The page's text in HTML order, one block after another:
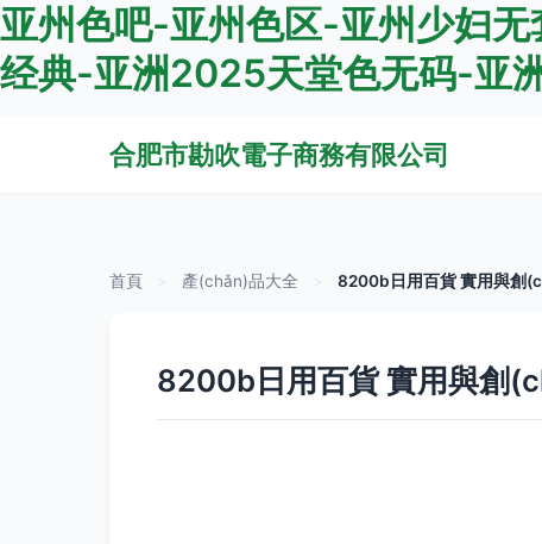
亚州色吧-亚州色区-亚州少妇
经典-亚洲2025天堂色无码-亚
合肥市勘吹電子商務有限公司
首頁 產(chǎn)品大全 8200b日用百貨 實用與創
8200b日用百貨 實用與創